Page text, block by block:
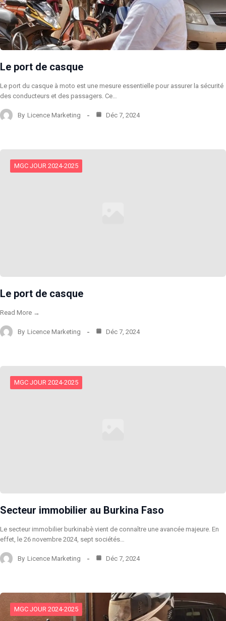
Le port de casque
Le port du casque à moto est une mesure essentielle pour assurer la sécurité
des conducteurs et des passagers. Ce…
By Licence Marketing Déc 7, 2024
MGC JOUR 2024-2025
Le port de casque
Read More →
By Licence Marketing Déc 7, 2024
MGC JOUR 2024-2025
Secteur immobilier au Burkina Faso
Le secteur immobilier burkinabè vient de connaître une avancée majeure. En
effet, le 26 novembre 2024, sept sociétés…
By Licence Marketing Déc 7, 2024
MGC JOUR 2024-2025